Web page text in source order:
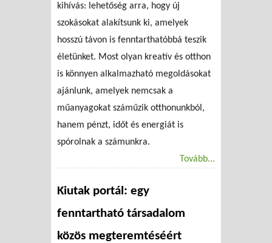
kihívás: lehetőség arra, hogy új
szokásokat alakítsunk ki, amelyek
hosszú távon is fenntarthatóbbá teszik
életünket. Most olyan kreatív és otthon
is könnyen alkalmazható megoldásokat
ajánlunk, amelyek nemcsak a
műanyagokat száműzik otthonunkból,
hanem pénzt, időt és energiát is
spórolnak a számunkra.
Tovább...
Kiutak portál: egy
fenntartható társadalom
közös megteremtéséért